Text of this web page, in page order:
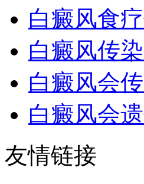
白癜风食
白癜风传
白癜风会
白癜风会
友情链接